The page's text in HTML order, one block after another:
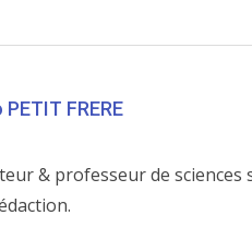
FRERE
& professeur de sciences